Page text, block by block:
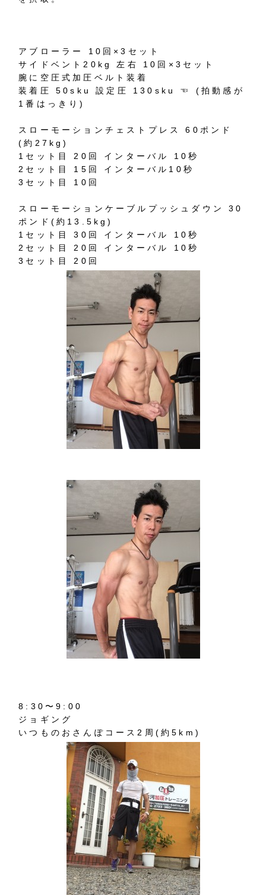
アブローラー 10回×3セット
サイドベント20kg 左右 10回×3セット
腕に空圧式加圧ベルト装着
装着圧 50sku 設定圧 130sku ☜ (拍動感が
1番はっきり)
スローモーションチェストプレス 60ポンド
(約27kg)
1セット目 20回 インターバル 10秒
2セット目 15回 インターバル10秒
3セット目 10回
スローモーションケーブルプッシュダウン 30
ポンド(約13.5kg)
1セット目 30回 インターバル 10秒
2セット目 20回 インターバル 10秒
3セット目 20回
8:30〜9:00
ジョギング
いつものおさんぽコース2周(約5km)